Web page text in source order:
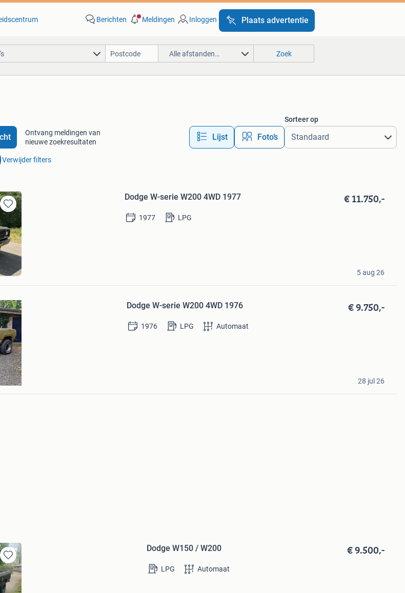
Berichten Meldingen Inloggen Plaats advertentie
Alle afstanden… Zoek
Ontvang meldingen van
nieuwe zoekresultaten
Lijst Foto’s
Sorteer op
Verwijder filters
Dodge W-serie W200 4WD 1977 € 11.750,-
1977 LPG
5 aug 26
Dodge W-serie W200 4WD 1976 € 9.750,-
1976 LPG Automaat
28 jul 26
Dodge W150 / W200 € 9.500,-
LPG Automaat